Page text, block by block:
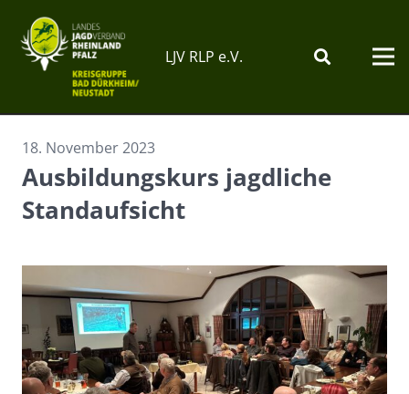
LJV RLP e.V.
18. November 2023
Ausbildungskurs jagdliche
Standaufsicht